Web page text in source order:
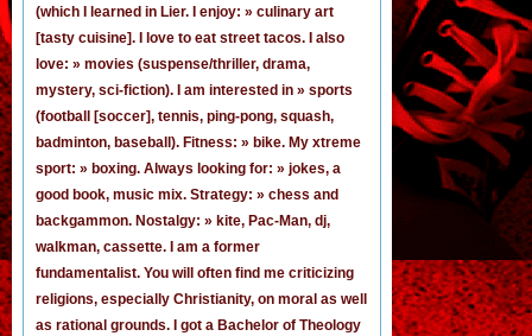
(which I learned in Lier. I enjoy: » culinary art
[tasty cuisine]. I love to eat street tacos. I also
love: » movies (suspense/thriller, drama,
mystery, sci-fiction). I am interested in » sports
(football [soccer], tennis, ping-pong, squash,
badminton, baseball). Fitness: » bike. My xtreme
sport: » boxing. Always looking for: » jokes,a
good book,music mix. Strategy: » chess and
backgammon. Nostalgy: » kite, Pac-Man,dj,
walkman, cassette.
I am a former
fundamentalist. You will often find me criticizing
religions, especially Christianity, on moral as well
as rational grounds. I got a Bachelor of Theology